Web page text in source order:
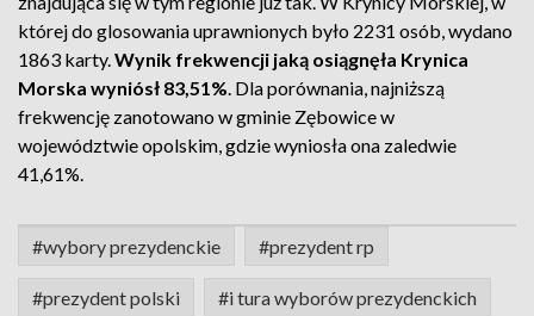
której do glosowania uprawnionych było 2231 osób, wydano
1863 karty.Wynik frekwencji jaką osiągnęła Krynica
Morska wyniósł 83,51%. Dla porównania, najniższą
frekwencję zanotowano w gminie Zębowice w
województwie opolskim, gdzie wyniosła ona zaledwie
41,61%.
#wybory prezydenckie #prezydent rp
#prezydent polski #i tura wyborów prezydenckich